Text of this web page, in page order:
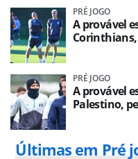
PRÉ JOGO
A provável
PRÉ JOGO
A provável
Palestino,
Últimas em Pré